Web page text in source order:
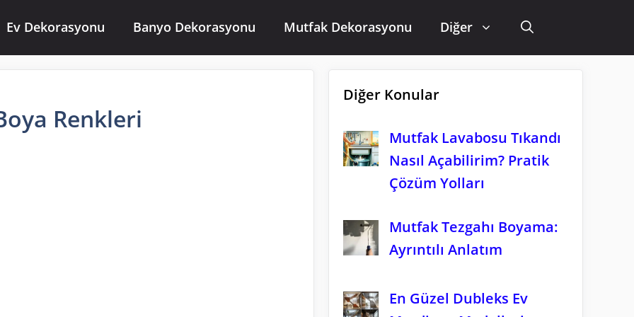
Ev Dekorasyonu Banyo Dekorasyonu Mutfak Dekorasyonu Diğer
Renkleri
Diğer Konular
Mutfak Lavabosu Tıkandı
Nasıl Açabilirim? Pratik
Çözüm Yolları
Mutfak Tezgahı Boyama:
Ayrıntılı Anlatım
En Güzel Dubleks Ev